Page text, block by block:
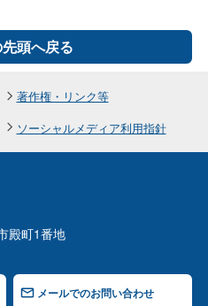
頭へ戻る
著作権・リンク等
ソーシャルメディア利用指針
殿町1番地
メールでのお問い合わせ